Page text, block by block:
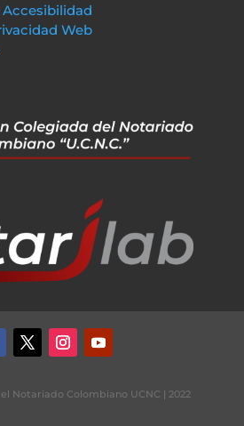
Accesibilidad
Web
Notariado Colombiano UCNC | 2022